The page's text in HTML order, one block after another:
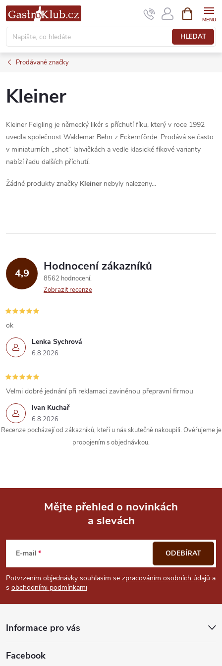
Přejít
na
obsah
HLEDAT
NÁKUPNÍ
KOŠÍK
Prodávané značky
Kleiner
Kleiner Feigling je německý likér s příchutí fíku, který v roce 1992
uvedla společnost Waldemar Behn z Eckernförde. Prodává se často
v miniaturních „shot“ lahvičkách a vedle klasické fíkové varianty
nabízí řadu dalších příchutí.
Žádné produkty značky Kleinernebyly nalezeny...
4,9 Hodnocení zákazníků
8562 hodnocení
Zobrazit recenze
Lenka Sychrová
6.8.2026
ok
Ivan Kuchař
6.8.2026
Velmi dobré jednání při reklamaci zaviněnou přepravní firmou
Recenze pocházejí od zákazníků, kteří u nás skutečně nakoupili. Ověřujeme je
propojením s objednávkou.
p
a
Mějte přehled o novinkách
a slevách
E-mail
Potvrzením objednávky souhlasím se zpracováním osobních údajů a
s obchodními podmínkami
ODEBÍRAT
Informace pro vás
Facebook